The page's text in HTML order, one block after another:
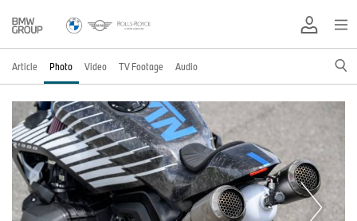
Article Photo Video TV Footage Audio